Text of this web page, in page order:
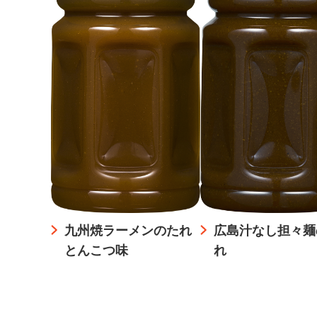
九州焼ラーメンのたれ
とんこつ味
広島汁なし担々
れ